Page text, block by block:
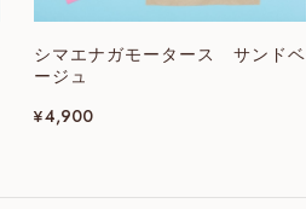
シマエナガモータース サンドベ
ージュ
¥4,900